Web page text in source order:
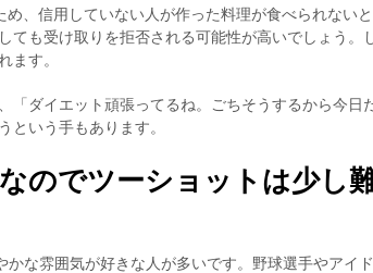
、信用していない人が作った料理が食べられない
ても受け取りを拒否される可能性が高いでしょう。
ます。
「ダイエット頑張ってるね。ごちそうするから今日
という手もあります。
のでツーショットは少し
な雰囲気が好きな人が多いです。野球選手やアイ